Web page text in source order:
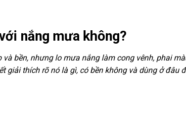
nắng mưa không?
bền, nhưng lo mưa nắng làm cong vênh, phai
thích rõ nó là gì, có bền không và dùng ở đâu